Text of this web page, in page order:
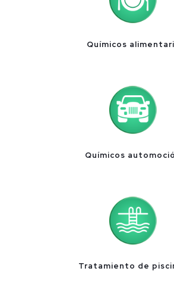
Químicos
Químicos
Tratamiento de